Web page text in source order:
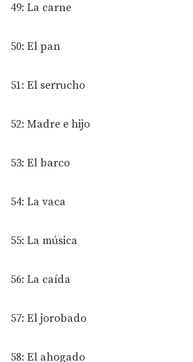
49: La carne
50: El pan
51: El serrucho
52: Madre e hijo
53: El barco
54: La vaca
55: La música
56: La caída
57: El jorobado
58: El ahogado